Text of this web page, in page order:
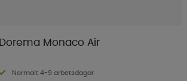
Dorema Monaco Air
Normalt 4-9 arbetsdagar